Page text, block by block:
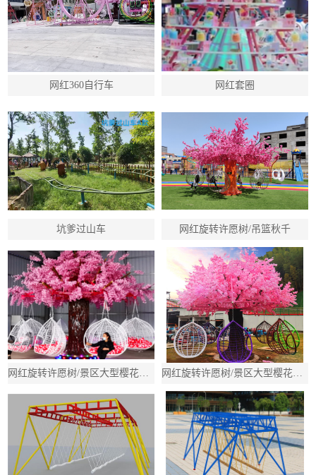
网红360自行车 网红套圈
坑爹过山车 网红旋转许愿树/吊篮秋千
网红旋转许愿树/景区大型樱花树秋千/吊篮多人旋转秋千 网红旋转许愿树/景区大型樱花树秋千/吊篮多人旋转秋千